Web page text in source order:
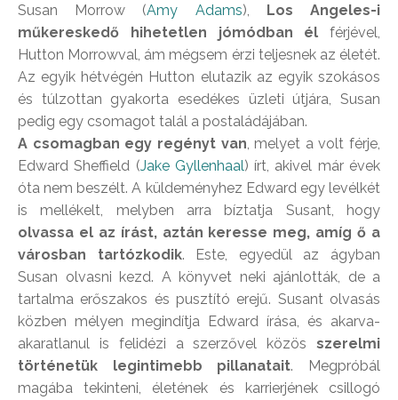
Susan Morrow (Amy Adams), Los Angeles-i
műkereskedő hihetetlen jómódban él férjével,
Hutton Morrowval, ám mégsem érzi teljesnek az életét.
Az egyik hétvégén Hutton elutazik az egyik szokásos
és túlzottan gyakorta esedékes üzleti útjára, Susan
pedig egy csomagot talál a postaládájában.
A csomagban egy regényt van, melyet a volt férje,
Edward Sheffield (Jake Gyllenhaal) írt, akivel már évek
óta nem beszélt. A küldeményhez Edward egy levélkét
is mellékelt, melyben arra bíztatja Susant, hogy
olvassa el az írást, aztán keresse meg, amíg ő a
városban tartózkodik. Este, egyedül az ágyban
Susan olvasni kezd. A könyvet neki ajánlották, de a
tartalma erőszakos és pusztító erejű. Susant olvasás
közben mélyen megindítja Edward írása, és akarva-
akaratlanul is felidézi a szerzővel közös szerelmi
történetük legintimebb pillanatait. Megpróbál
magába tekinteni, életének és karrierjének csillogó